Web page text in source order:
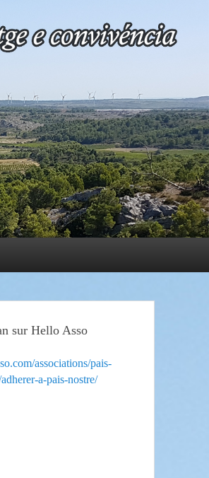
sur Hello Asso
associations/pais-
a-pais-nostre/